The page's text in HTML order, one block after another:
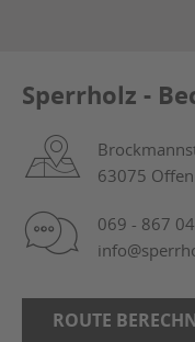
Sperrholz -
63075
069 - 867
ROUTE